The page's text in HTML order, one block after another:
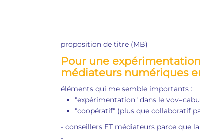
proposition de titre (MB)
Pour une
médiateurs numériques
éléments qui me semble importants :
"expérimentation" dans le
"coopératif" (plus que collaboratif
- conseillers ET médiateurs parce que